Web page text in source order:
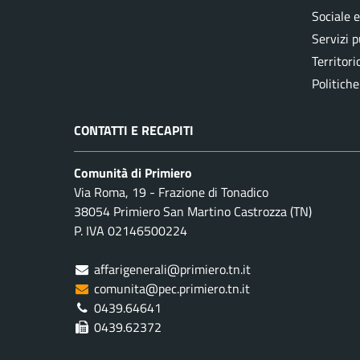
Sociale
Servizi
CONTATTI E RECAPITI
Comunità di Primiero
Via Roma, 19 - Frazione di Tonadico
38054 Primiero San Martino Castrozza (TN)
P. IVA 02146500224
affarigenerali@primiero.tn.it
comunita@pec.primiero.tn.it
0439.64641
0439.62372